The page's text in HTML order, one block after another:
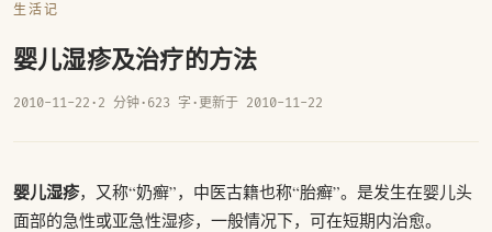
生活记
婴儿湿疹及治疗的方法
2010-11-22 · 2 分钟· 623 字 · 更新于 2010-11-22
婴儿湿疹，又称“奶癣”，中医古籍也称“胎癣”。是发生在婴儿头
面部的急性或亚急性湿疹，一般情况下，可在短期内治愈。